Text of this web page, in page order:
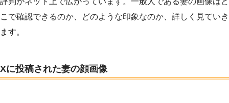
こで確認できるのか、どのような印象なのか、詳しく見ていき
ます。
Xに投稿された妻の顔画像